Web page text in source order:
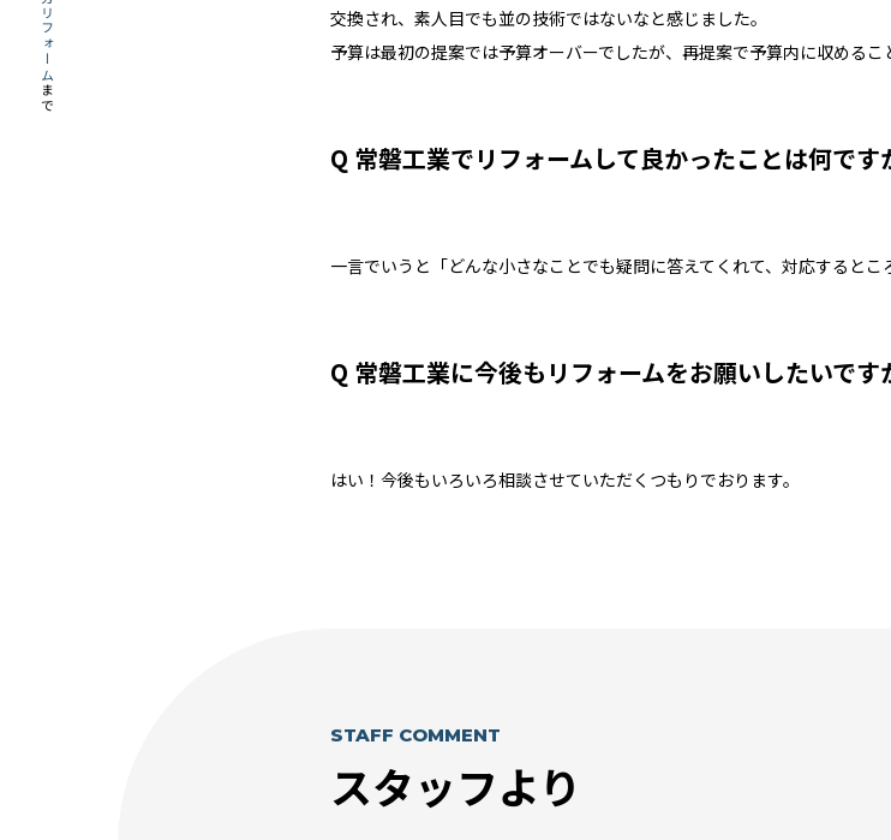
部分リフォーム
まで
交換され、素人目でも並の技術ではないなと感じました。
予算は最初の提案では予算オーバーでしたが、再提案で予算内に収めるこ
Q 常磐工業でリフォームして良かったことは何です
一言でいうと「どんな小さなことでも疑問に答えてくれて、対応するとこ
Q 常磐工業に今後もリフォームをお願いしたいです
はい！今後もいろいろ相談させていただくつもりでおります。
STAFF COMMENT
スタッフより